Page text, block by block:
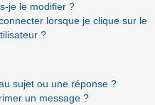
je le modifier ?
lorsque je clique sur le
?
sujet ou une réponse ?
un message ?